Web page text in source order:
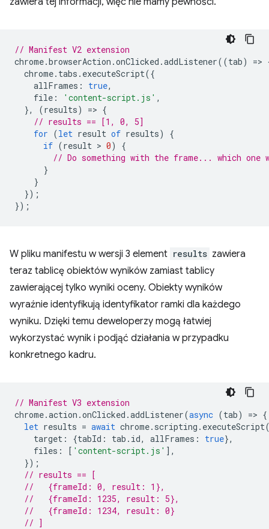
// Manifest V2 extension
chrome.browserAction .onClicked .addListener((tab) =>
chrome. tabs . executeScript({
allFrames : true,
file : 'content-script.js' ,
},
(results) => {
// results == [1, 0, 5]
for (let result of results)
{
if (result > 0)
{
// Do something with the frame... which one
}
}
});
});
W pliku manifestu w wersji 3 element results zawiera
teraz tablicę obiektów wyników zamiast tablicy
zawierającej tylko wyniki oceny. Obiekty wyników
wyraźnie identyfikują identyfikator ramki dla każdego
wyniku. Dzięki temu deweloperzy mogą łatwiej
wykorzystać wynik i podjąć działania w przypadku
konkretnego kadru.
// Manifest V3 extension
chrome.action .onClicked .addListener(async (tab) => {
let results = await chrome. scripting . executeScript
target : {tabId : tab . id, allFrames : true},
files : [ 'content-script.js' ],
});
// results == [
//   {frameId: 0, result: 1},
//   {frameId: 1235, result: 5},
//   {frameId: 1234, result: 0}
// ]